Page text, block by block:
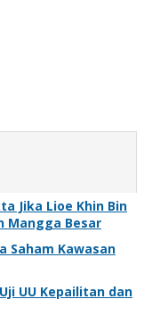
Jika Lioe Khin Bin
Mangga Besar
Saham Kawasan
UU Kepailitan dan